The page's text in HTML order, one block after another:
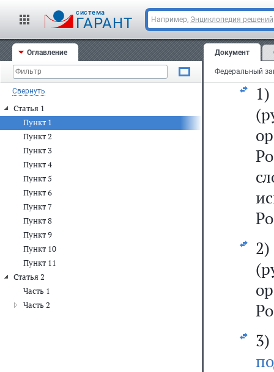
cистема
ГАРАНТ Например, Энциклопедия решений
Оглавление
Свернуть
Статья 1
Пункт 1
Пункт 2
Пункт 3
Пункт 4
Пункт 5
Пункт 6
Пункт 7
Пункт 8
Пункт 9
Пункт 10
Пункт 11
Статья 2
Часть 1
Часть 2
Документ
N
N